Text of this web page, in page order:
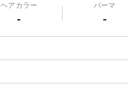
ヘアカラー
-
パーマ
-